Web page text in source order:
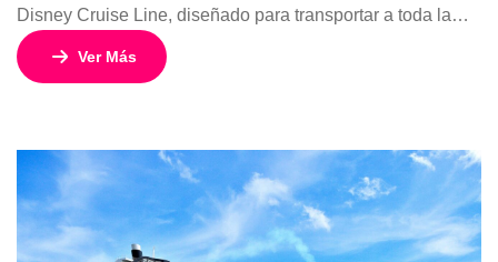
Disney Cruise Line, diseñado para transportar a toda la
familia al mundo de la magia, los superhéroes y la
fantasía. Con salidas desde Fort Lauderdale entre
Ver Más